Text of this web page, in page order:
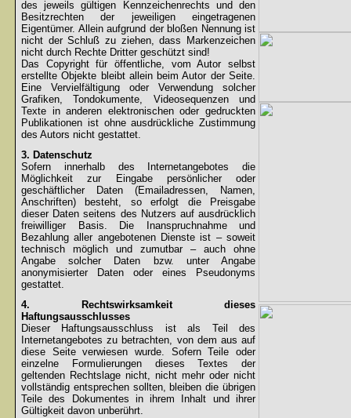
des jeweils gültigen Kennzeichenrechts und den
Besitzrechten der jeweiligen eingetragenen
Eigentümer. Allein aufgrund der bloßen Nennung ist
nicht der Schluß zu ziehen, dass Markenzeichen
nicht durch Rechte Dritter geschützt sind!
Das Copyright für öffentliche, vom Autor selbst
erstellte Objekte bleibt allein beim Autor der Seite.
Eine Vervielfältigung oder Verwendung solcher
Grafiken, Tondokumente, Videosequenzen und
Texte in anderen elektronischen oder gedruckten
Publikationen ist ohne ausdrückliche Zustimmung
des Autors nicht gestattet.
3. Datenschutz
Sofern innerhalb des Internetangebotes die
Möglichkeit zur Eingabe persönlicher oder
geschäftlicher Daten (Emailadressen, Namen,
Anschriften) besteht, so erfolgt die Preisgabe
dieser Daten seitens des Nutzers auf ausdrücklich
freiwilliger Basis. Die Inanspruchnahme und
Bezahlung aller angebotenen Dienste ist – soweit
technisch möglich und zumutbar – auch ohne
Angabe solcher Daten bzw. unter Angabe
anonymisierter Daten oder eines Pseudonyms
gestattet.
4. Rechtswirksamkeit dieses
Haftungsausschlusses
Dieser Haftungsausschluss ist als Teil des
Internetangebotes zu betrachten, von dem aus auf
diese Seite verwiesen wurde. Sofern Teile oder
einzelne Formulierungen dieses Textes der
geltenden Rechtslage nicht, nicht mehr oder nicht
vollständig entsprechen sollten, bleiben die übrigen
Teile des Dokumentes in ihrem Inhalt und ihrer
Gültigkeit davon unberührt.